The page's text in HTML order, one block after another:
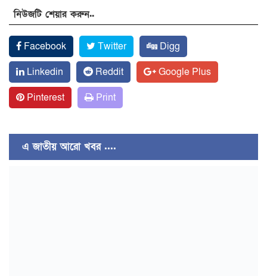
নিউজটি শেয়ার করুন..
Facebook Twitter
Digg
Linkedin
Reddit
Google Plus
Pinterest
Print
এ জাতীয় আরো খবর ....